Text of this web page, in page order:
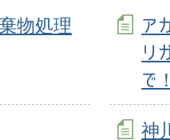
物処理
ア
リ
で
神